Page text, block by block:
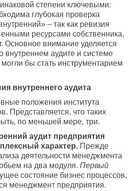
степени ключевыми:
глубокая проверка
– так как ревизия
ресурсами собственника,
Основное внимание уделяется
аудите и системе
бы стать инструментарием
внутреннего аудита
положения института
Представляется, что таких
по меньшей мере, три.
аудит предприятия
характер. Прежде
деятельности менеджмента
на два модуля. Первый
состояние бизнес процессов,
менеджмент предприятия.